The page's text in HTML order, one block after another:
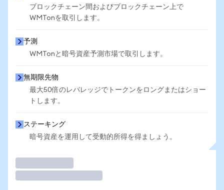
ブロックチェーン間およびブロックチェーン上で
WMTonを取引します。
予測
WMTonと暗号資産予測市場で取引します。
無期限先物
最大50倍のレバレッジでトークンをロングまたはショー
トします。
ステーキング
暗号資産を運用して受動的所得を得ましょう。